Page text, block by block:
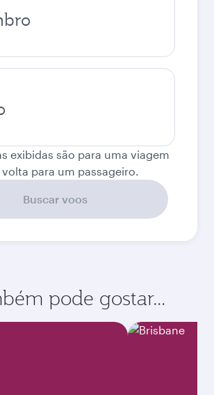
exibidas são para uma viagem
volta para um passageiro.
Buscar voos
pode gostar...